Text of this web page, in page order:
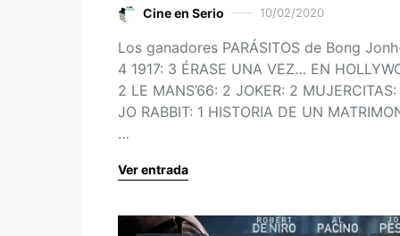
Cine en Serio 10/02/2020
Los ganadores PARÁSITOS de Bong
4 1917: 3 ÉRASE UNA VEZ… EN
2 LE MANS’66: 2 JOKER: 2
JO RABBIT: 1 HISTORIA DE UN
…
Ver entrada